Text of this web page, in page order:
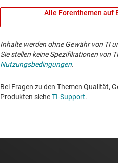
Alle Forenthemen auf
Inhalte werden ohne Gewähr von TI
Sie stellen keine Spezifikationen von
Nutzungsbedingungen.
Bei Fragen zu den Themen Qualität,
Produkten sieheTI-Support. ​​​​​​​​​​​​​​